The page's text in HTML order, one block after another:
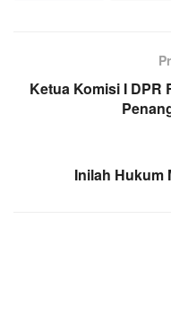
Ketua Komisi I DPR
Inilah Hukum